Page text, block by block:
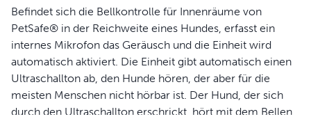
Befindet sich die Bellkontrolle für Innenräume von
PetSafe® in der Reichweite eines Hundes, erfasst ein
internes Mikrofon das Geräusch und die Einheit wird
automatisch aktiviert. Die Einheit gibt automatisch einen
Ultraschallton ab, den Hunde hören, der aber für die
meisten Menschen nicht hörbar ist. Der Hund, der sich
durch den Ultraschallton erschrickt, hört mit dem Bellen